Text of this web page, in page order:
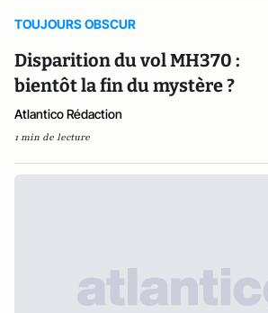
TOUJOURS OBSCUR
Disparition du vol MH370 :
bientôt la fin du mystère ?
Atlantico Rédaction
1 min de lecture